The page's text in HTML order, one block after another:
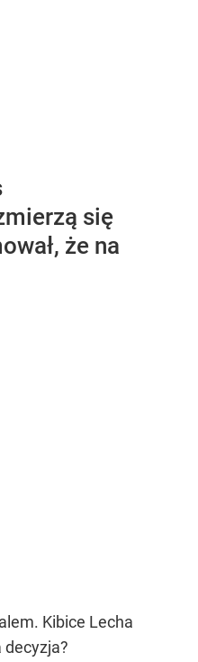
się
że na
Kibice Lecha